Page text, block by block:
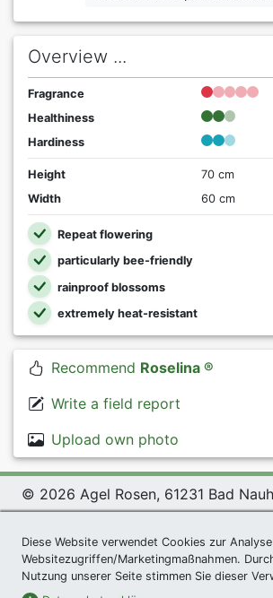
Overview ...
Fragrance
Healthiness
Hardiness
Height
70 cm
Width
60 cm
Repeat flowering
particularly bee-friendly
rainproof blossoms
extremely heat-resistant
Recommend Roselina ®
Write a field report
Upload own photo
© 2026 Agel Rosen, 61231 Bad
Conditions|Datenschutzerklärung|
Sitemap
Diese Website verwendet Cookies zur
Websitezugriffen/Marketingmaßnahmen.
Nutzung unserer Seite stimmen Sie dieser